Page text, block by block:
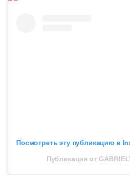
Посмотреть эту публикацию в
Публикация от